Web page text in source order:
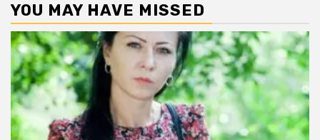
YOU MAY HAVE MISSED